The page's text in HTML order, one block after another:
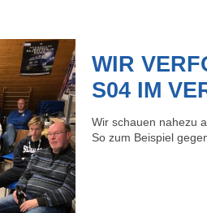
WIR
04 IM
Wir schauen nahezu
So zum Beispiel